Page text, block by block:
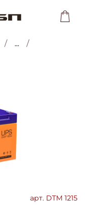
...
арт. DTM 1215